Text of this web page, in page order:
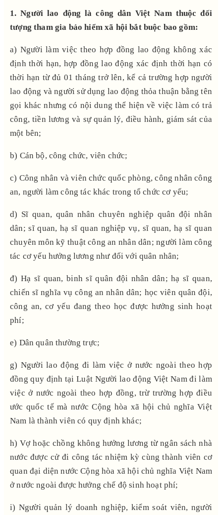
1. Người lao động là công dân Việt Nam thuộc đối
tượng tham gia bảo hiểm xã hội bắt buộc bao gồm:
a) Người làm việc theo hợp đồng lao động không xác
định thời hạn, hợp đồng lao động xác định thời hạn có
thời hạn từ đủ 01 tháng trở lên, kể cả trường hợp người
lao động và người sử dụng lao động thỏa thuận bằng tên
gọi khác nhưng có nội dung thể hiện về việc làm có trả
công, tiền lương và sự quản lý, điều hành, giám sát của
một bên;
b) Cán bộ, công chức, viên chức;
c) Công nhân và viên chức quốc phòng, công nhân công
an, người làm công tác khác trong tổ chức cơ yếu;
d) Sĩ quan, quân nhân chuyên nghiệp quân đội nhân
dân; sĩ quan, hạ sĩ quan nghiệp vụ, sĩ quan, hạ sĩ quan
chuyên môn kỹ thuật công an nhân dân; người làm công
tác cơ yếu hưởng lương như đối với quân nhân;
đ) Hạ sĩ quan, binh sĩ quân đội nhân dân; hạ sĩ quan,
chiến sĩ nghĩa vụ công an nhân dân; học viên quân đội,
công an, cơ yếu đang theo học được hưởng sinh hoạt
phí;
e) Dân quân thường trực;
g) Người lao động đi làm việc ở nước ngoài theo hợp
đồng quy định tại Luật Người lao động Việt Nam đi làm
việc ở nước ngoài theo hợp đồng, trừ trường hợp điều
ước quốc tế mà nước Cộng hòa xã hội chủ nghĩa Việt
Nam là thành viên có quy định khác;
h) Vợ hoặc chồng không hưởng lương từ ngân sách nhà
nước được cử đi công tác nhiệm kỳ cùng thành viên cơ
quan đại diện nước Cộng hòa xã hội chủ nghĩa Việt Nam
ở nước ngoài được hưởng chế độ sinh hoạt phí;
i) Người quản lý doanh nghiệp, kiểm soát viên, người